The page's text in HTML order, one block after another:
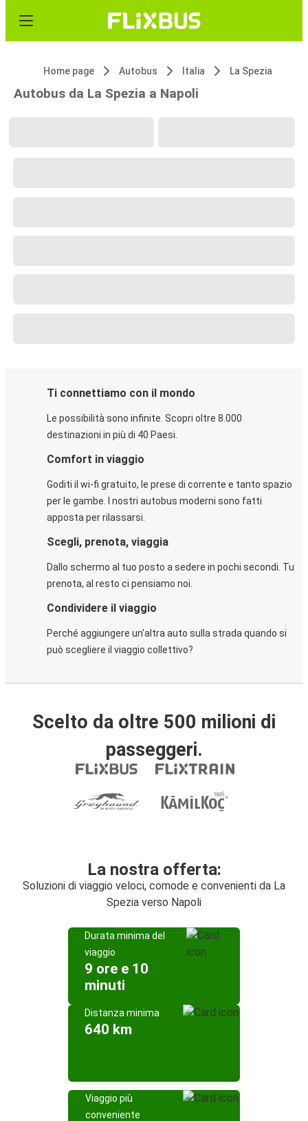
Home page Autobus Italia La Spezia
Autobus da La Spezia a Napoli
Ti connettiamo con il mondo
Le possibilità sono infinite. Scopri oltre 8.000
destinazioni in più di 40 Paesi.
Comfort in viaggio
Goditi il wi-fi gratuito, le prese di corrente e tanto spazio
per le gambe. I nostri autobus moderni sono fatti
apposta per rilassarsi.
Scegli, prenota, viaggia
Dallo schermo al tuo posto a sedere in pochi secondi. Tu
prenota, al resto ci pensiamo noi.
Condividere il viaggio
Perché aggiungere un'altra auto sulla strada quando si
può scegliere il viaggio collettivo?
Scelto da oltre 500 milioni di
passeggeri.
La nostra offerta:
Soluzioni di viaggio veloci, comode e convenienti da La
Spezia verso Napoli
Durata minima del
viaggio
9 ore e 10
minuti
Distanza minima
640 km
Viaggio più
conveniente